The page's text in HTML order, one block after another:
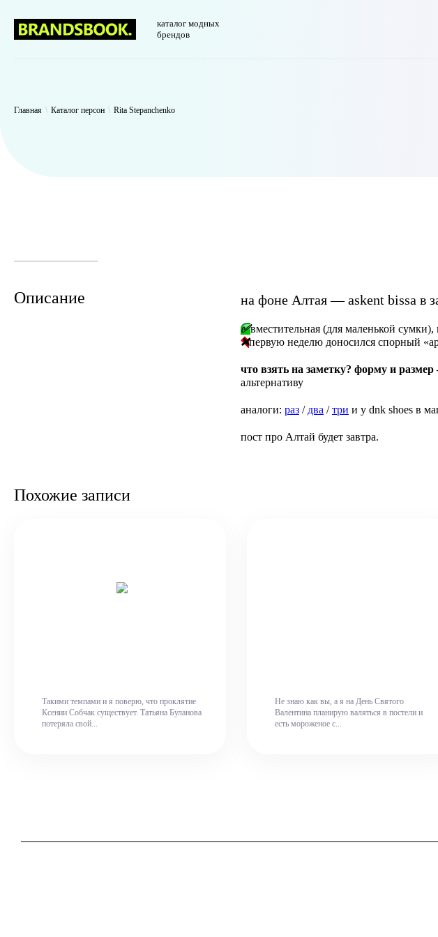
каталог модных
брендов
Главная \ Каталог персон \ Rita Stepanchenko
Описание на фоне Алтая — askent bissa в
✅вместительная (для маленькой
❌первую неделю доносился спорный
что взять на заметку? форму и
альтернативу
аналоги: раз / два /три и у dnk shoes в
пост про Алтай будет завтра.
Похожие записи
Такими темпами и я поверю, что проклятие
Ксении Собчак существует. Татьяна Буланова
потеряла свой...
Не знаю как вы, а я на День Святого
Валентина планирую валяться в постели и
есть мороженое с...